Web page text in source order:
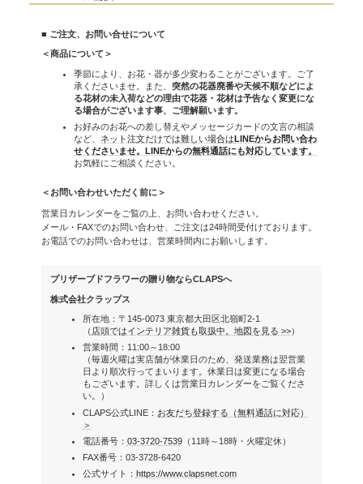
■ ご注文、お問い合せについて
＜商品について＞
季節により、お花・器が多少変わることがございます。ご了
承くださいませ。また、 突然の花器廃番や天候不順などによ
る花材の未入荷などの理由で花器・花材は予告なく変更にな
る場合がございます事、ご理解願います。
お好みのお花への差し替えやメッセージカードの文言の相談
など、 ネット注文だけでは難しい場合は LINEからお問い合わ
せくださいませ。LINEからの無料通話にも対応しています。
お気軽にご相談ください。
＜お問い合わせいただく前に＞
営業日カレンダーをご覧の上、お問い合わせください。
メール・FAXでのお問い合わせ、ご注文は24時間受付けております。
お電話でのお問い合わせは、営業時間内にお願いします。
プリザーブドフラワーの贈り物ならCLAPSへ
株式会社クラップス
所在地：〒145-0073 東京都大田区北嶺町2-1
（ 店頭ではインテリア雑貨も取扱中。地図を見る >>）
営業時間：11:00～18:00
（毎週火曜は実店舗が休業日のため、発送業務は翌営業
日より順次行ってまいります。休業日は変更になる場合
もございます。詳しくは営業日カレンダーをご覧くださ
い。）
CLAPS公式LINE： お友だち登録する（無料通話に対応）
＞
電話番号： 03-3720-7539（11時～18時・火曜定休）
FAX番号：03-3728-6420
公式サイト： https://www.clapsnet.com